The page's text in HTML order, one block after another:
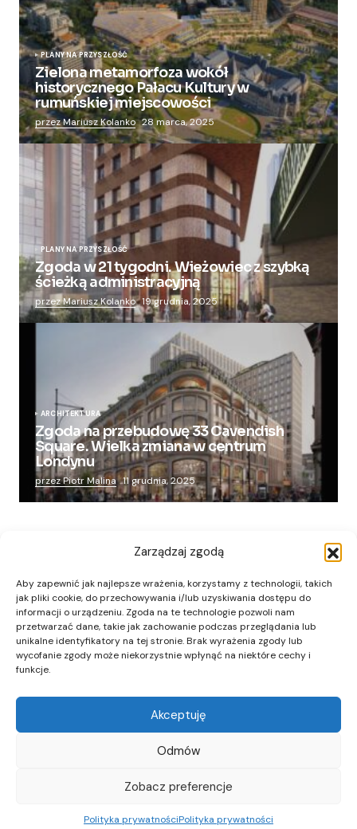
Zarządzaj zgodą
Aby zapewnić jak najlepsze wrażenia, korzystamy z technologii, takich
jak pliki cookie, do przechowywania i/lub uzyskiwania dostępu do
informacji o urządzeniu. Zgoda na te technologie pozwoli nam
przetwarzać dane, takie jak zachowanie podczas przeglądania lub
unikalne identyfikatory na tej stronie. Brak wyrażenia zgody lub
wycofanie zgody może niekorzystnie wpłynąć na niektóre cechy i
funkcje.
Akceptuję
Odmów
Zobacz preferencje
Polityka prywatnościPolityka prywatności
PLANY NA PRZYSZŁOŚĆ
Zielona metamorfoza wokół
historycznego Pałacu Kultury w
rumuńskiej miejscowości
przez Mariusz Kolanko 28 marca, 2025
PLANY NA PRZYSZŁOŚĆ
Zgoda w 21 tygodni. Wieżowiec z szybką
ścieżką administracyjną
przez Mariusz Kolanko 19 grudnia, 2025
ARCHITEKTURA
Zgoda na przebudowę 33 Cavendish
Square. Wielka zmiana w centrum
Londynu
przez Piotr Malina 11 grudnia, 2025